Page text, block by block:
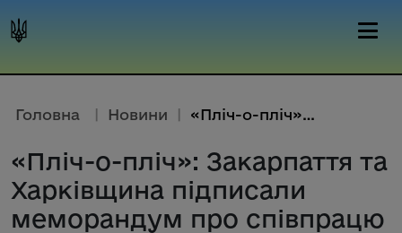
Головна | Новини | «Пліч-о-пліч»: Закарпаття та Х...
«Пліч-о-пліч»: Закарпаття та
Харківщина підписали
меморандум про співпрацю